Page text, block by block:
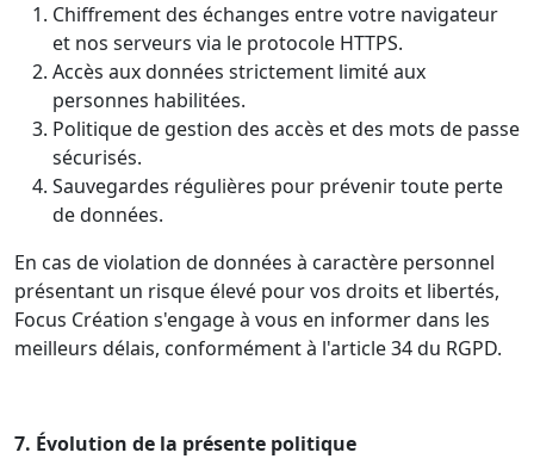
Chiffrement des échanges entre votre navigateur
et nos serveurs via le protocole HTTPS.
Accès aux données strictement limité aux
personnes habilitées.
Politique de gestion des accès et des mots de passe
sécurisés.
Sauvegardes régulières pour prévenir toute perte
de données.
En cas de violation de données à caractère personnel
présentant un risque élevé pour vos droits et libertés,
Focus Création s'engage à vous en informer dans les
meilleurs délais, conformément à l'article 34 du RGPD.
7. Évolution de la présente politique